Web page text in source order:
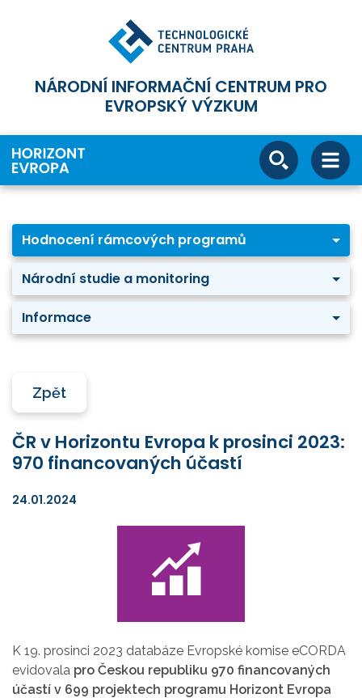
NÁRODNÍ INFORMAČNÍ CENTRUM PRO
EVROPSKÝ VÝZKUM
Hodnocení rámcových programů
Národní studie a monitoring
Informace
Zpět
ČR v Horizontu Evropa k prosinci 2023:
970 financovaných účastí
24.01.2024
K 19. prosinci 2023 databáze Evropské komise eCORDA
evidovala pro Českou republiku 970 financovaných
účastí v 699 projektech programu Horizont Evropa